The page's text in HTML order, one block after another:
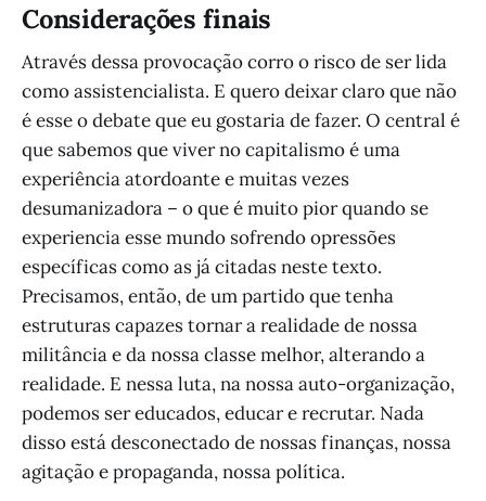
Considerações finais
Através dessa provocação corro o risco de ser lida
como assistencialista. E quero deixar claro que não
é esse o debate que eu gostaria de fazer. O central é
que sabemos que viver no capitalismo é uma
experiência atordoante e muitas vezes
desumanizadora – o que é muito pior quando se
experiencia esse mundo sofrendo opressões
específicas como as já citadas neste texto.
Precisamos, então, de um partido que tenha
estruturas capazes tornar a realidade de nossa
militância e da nossa classe melhor, alterando a
realidade. E nessa luta, na nossa auto-organização,
podemos ser educados, educar e recrutar. Nada
disso está desconectado de nossas finanças, nossa
agitação e propaganda, nossa política.